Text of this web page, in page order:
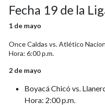
Fecha 19 de la
1 de mayo
Once Caldas vs. Atlético
Hora: 6:00 p.m.
2 de mayo
Boyacá Chicó vs.
Hora: 2:00 p.m.